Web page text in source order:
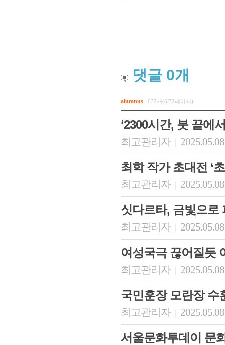
댓글 0개
alumnus 632개(6/32페이지)
‘2300시간, 붓 끝에
최고관리자
최학 작가 초대전 ‘
최고관리자
싯다르타, 금빛으로
최고관리자
여성국극 끊어질듯
최고관리자
국민훈장 모란장 수
최고관리자
서울문화투데이 문